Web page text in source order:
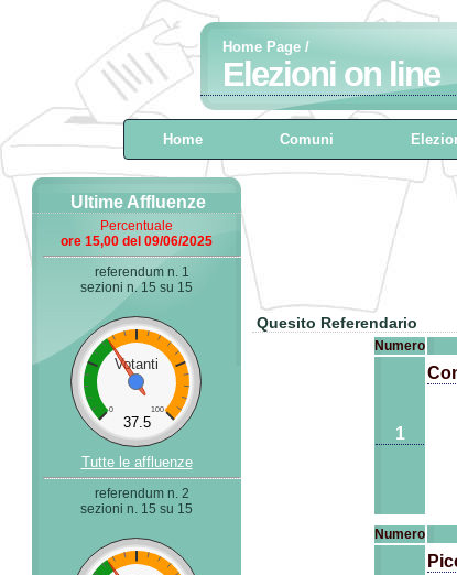
Home Page /
Elezioni on line
Home Comuni
Ultime Affluenze
Percentuale
ore 15,00 del 09/06/2025
referendum n. 1
sezioni n. 15 su 15
Votanti
0 100
37.5
Tutte le affluenze
referendum n. 2
sezioni n. 15 su 15
Quesito Referendario
Numero
1
Numero